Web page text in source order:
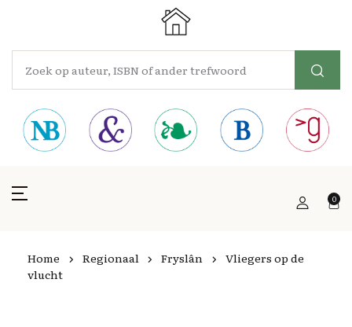
0
Home Regionaal Fryslân
Vliegers op de
vlucht